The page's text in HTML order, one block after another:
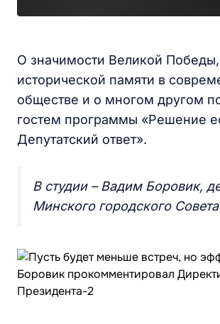
О значимости Великой
исторической памяти в
обществе и о многом другом
гостем программы «Решение
Депутатский ответ».
В студии – Вадим Боровик,
Минского городского Совета